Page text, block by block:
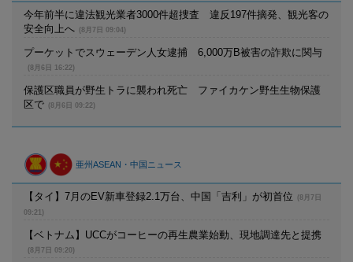
今年前半に違法観光業者3000件超捜査 違反197件摘発、観光客の
安全向上へ
(8月7日 09:04)
プーケットでスウェーデン人女逮捕 6,000万B被害の詐欺に関与
(8月6日 16:22)
保護区職員が野生トラに襲われ死亡 ファイカケン野生生物保護
区で
(8月6日 09:22)
亜州ASEAN・中国ニュース
【タイ】7月のEV新車登録2.1万台、中国「吉利」が初首位
(8月7日
09:21)
【ベトナム】UCCがコーヒーの再生農業始動、現地調達先と提携
(8月7日 09:20)